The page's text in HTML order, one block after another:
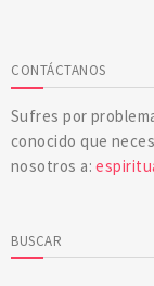
CONTÁCTANOS
Sufres por
conocido que
nosotros a:
BUSCAR